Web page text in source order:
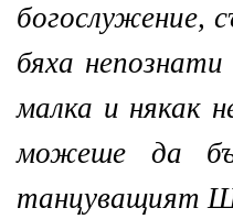
богослужение,
бяха
малка и някак
можеше да
танцуващият